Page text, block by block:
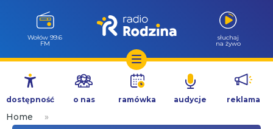
Przejdź
treści
Wołów 99.6
FM
słuchaj
na żywo
dostępność o nas ramówka audycje reklama
Home
»